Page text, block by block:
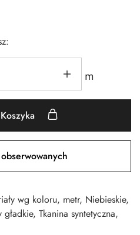
m
wg koloru, metr, Niebieskie,
gładkie, Tkanina syntetyczna,